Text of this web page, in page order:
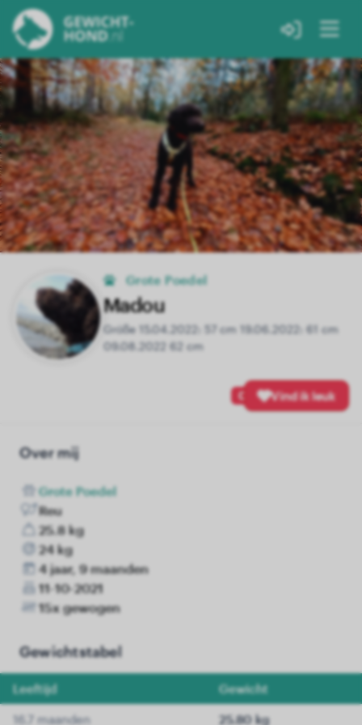
Grote Poedel
Madou
Größe 15.04.2022: 57 cm 19.06.2022: 61 cm
09.08.2022 62 cm
0 Vind ik leuk
Over mij
Grote Poedel
Reu
25.8 kg
24 kg
4 jaar, 9 maanden
11-10-2021
15x gewogen
Gewichtstabel
Leeftijd Gewicht
16.7 maanden 25.80 kg